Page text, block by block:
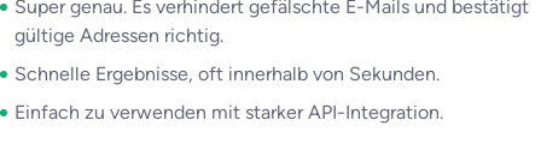
Super genau. Es verhindert gefälschte E-Mails und bestätigt
gültige Adressen richtig.
Schnelle Ergebnisse, oft innerhalb von Sekunden.
Einfach zu verwenden mit starker API-Integration.